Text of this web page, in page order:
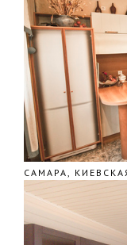
САМАРА,